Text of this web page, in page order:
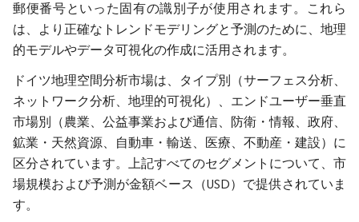
郵便番号といった固有の識別子が使用されます。これら
は、より正確なトレンドモデリングと予測のために、地理
的モデルやデータ可視化の作成に活用されます。
ドイツ地理空間分析市場は、タイプ別（サーフェス分析、
ネットワーク分析、地理的可視化）、エンドユーザー垂直
市場別（農業、公益事業および通信、防衛・情報、政府、
鉱業・天然資源、自動車・輸送、医療、不動産・建設）に
区分されています。上記すべてのセグメントについて、市
場規模および予測が金額ベース（USD）で提供されていま
す。